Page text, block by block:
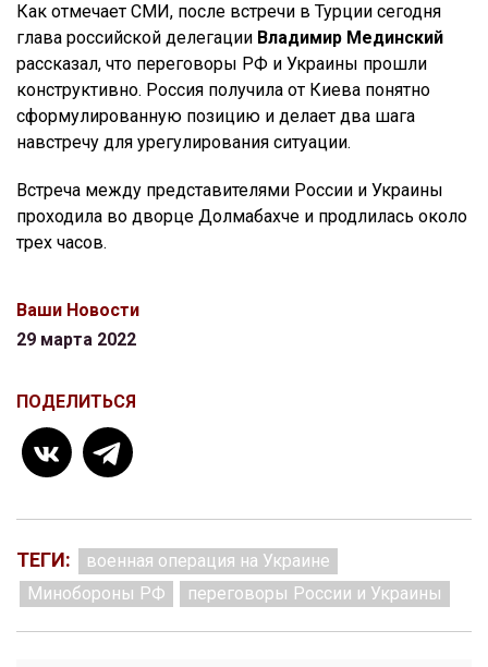
Как отмечает СМИ, после встречи в Турции сегодня
глава российской делегации Владимир Мединский
рассказал, что переговоры РФ и Украины прошли
конструктивно. Россия получила от Киева понятно
сформулированную позицию и делает два шага
навстречу для урегулирования ситуации.
Встреча между представителями России и Украины
проходила во дворце Долмабахче и продлилась около
трех часов.
Ваши Новости
29 марта 2022
ПОДЕЛИТЬСЯ
ТЕГИ:
военная операция на Украине
Минобороны РФ
переговоры России и Украины